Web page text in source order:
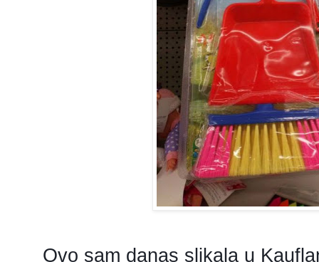
Ovo sam danas slikala u